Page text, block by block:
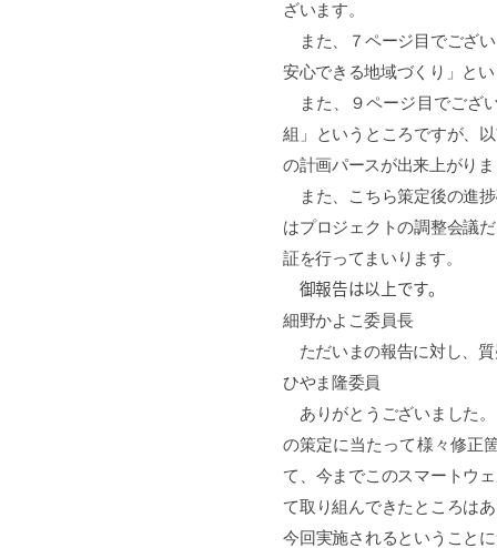
ざいます。
また、７ページ目でござ
安心できる地域づくり」と
また、９ページ目でござ
組」というところですが、
の計画パースが出来上がり
また、こちら策定後の進
はプロジェクトの調整会議
証を行ってまいります。
御報告は以上です。
細野かよこ委員長
ただいまの報告に対し、
ひやま隆委員
ありがとうございました
の策定に当たって様々修正
て、今までこのスマートウ
て取り組んできたところは
今回実施されるということ